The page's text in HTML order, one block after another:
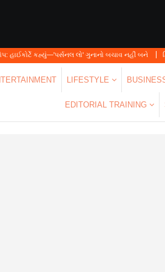
લો' ગુનાનો બચાવ નહીં બને ડિજિટલ વસ્તી
LIFESTYLE
EDITORIAL TRAINING